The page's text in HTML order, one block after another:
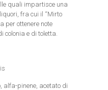
quali impartisce una
fra cui il “Mirto
per ottenere note
colonia e di toletta.
alfa-pinene, acetato di